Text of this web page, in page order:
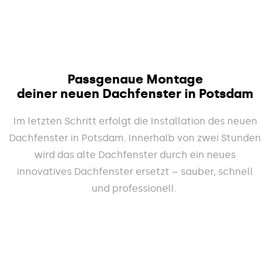
Passgenaue Montage
deiner neuen Dachfenster in Potsdam
Im letzten Schritt erfolgt die Installation des neuen
Dachfenster in Potsdam. Innerhalb von zwei Stunden
wird das alte Dachfenster durch ein neues
innovatives Dachfenster ersetzt – sauber, schnell
und professionell.